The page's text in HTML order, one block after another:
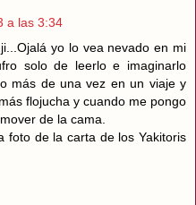
a las 3:34
yo lo vea nevado en mi
solo de leerlo e imaginarlo
más de una vez en un viaje y
flojucha y cuando me pongo
de la cama.
foto de la carta de los Yakitoris